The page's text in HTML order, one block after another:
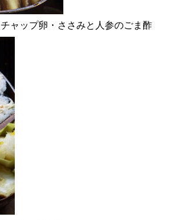
ャップ卵・ささみと人参のごま酢